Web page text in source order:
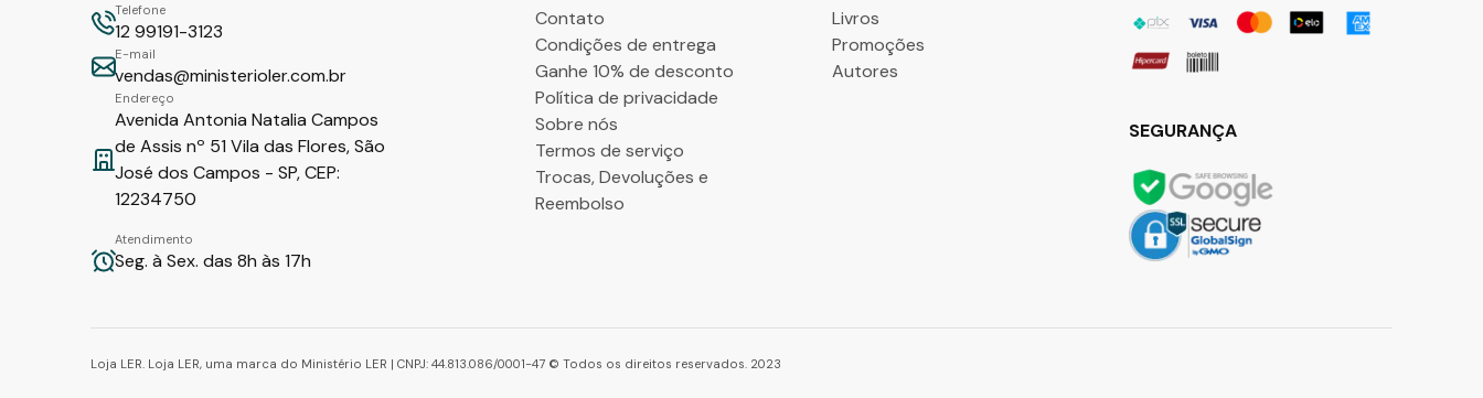
Telefone
12 99191-3123
E-mail
vendas@ministerioler.com.br
Endereço
Avenida Antonia Natalia Campos
de Assis nº 51 Vila das Flores, São
José dos Campos - SP, CEP:
12234750
Atendimento
Seg. à Sex. das 8h às 17h
Contato
Condições de entrega
Ganhe 10% de desconto
Política de privacidade
Sobre nós
Termos de serviço
Trocas, Devoluções e
Reembolso
Livros
Promoções
Autores
SEGURANÇA
Loja LER. Loja LER, uma marca do Ministério LER | CNPJ: 44.813.086/0001-47 © Todos os direitos reservados. 2023